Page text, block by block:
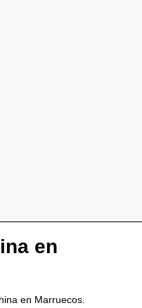
en
en Marruecos.